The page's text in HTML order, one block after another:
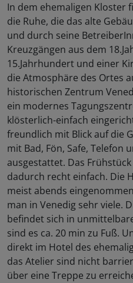
In dem ehemaligen Kloster
die Ruhe, die das alte
und durch seine
Kreuzgängen aus dem
15.Jahrhundert und einer
die Atmosphäre des Ortes
historischen Zentrum
ein modernes
klösterlich-einfach
freundlich mit Blick auf die
mit Bad, Fön, Safe, Telefon
ausgestattet. Das
dadurch recht einfach. Die
meist abends
man in Venedig sehr viele.
befindet sich in
sind es ca. 20 min zu Fuß.
direkt im Hotel des
das Atelier sind nicht
über eine Treppe zu